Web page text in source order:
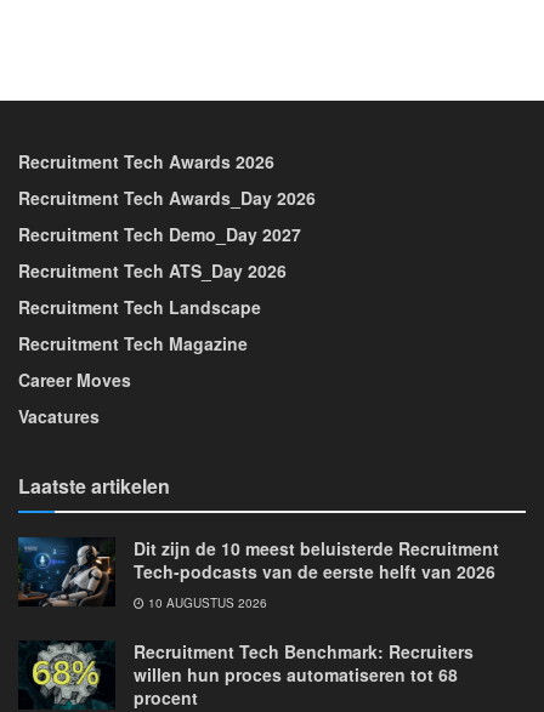
Recruitment Tech Awards 2026
Recruitment Tech Awards_Day 2026
Recruitment Tech Demo_Day 2027
Recruitment Tech ATS_Day 2026
Recruitment Tech Landscape
Recruitment Tech Magazine
Career Moves
Vacatures
Laatste artikelen
Dit zijn de 10 meest beluisterde Recruitment
Tech-podcasts van de eerste helft van 2026
10 AUGUSTUS 2026
Recruitment Tech Benchmark: Recruiters
willen hun proces automatiseren tot 68
procent